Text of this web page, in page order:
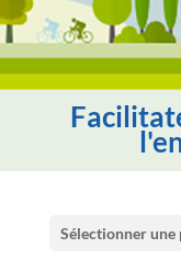
Sélectionner une